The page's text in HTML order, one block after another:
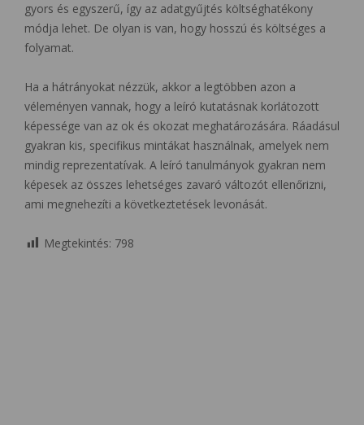
gyors és egyszerű, így az adatgyűjtés költséghatékony
módja lehet. De olyan is van, hogy hosszú és költséges a
folyamat.
Ha a hátrányokat nézzük, akkor a legtöbben azon a
véleményen vannak, hogy a leíró kutatásnak korlátozott
képessége van az ok és okozat meghatározására. Ráadásul
gyakran kis, specifikus mintákat használnak, amelyek nem
mindig reprezentatívak. A leíró tanulmányok gyakran nem
képesek az összes lehetséges zavaró változót ellenőrizni,
ami megnehezíti a következtetések levonását.
Megtekintés: 798